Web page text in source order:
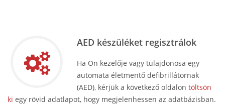
AED készüléket regisztrálok
Ha Ön kezelője vagy tulajdonosa egy
automata életmentő defibrillátornak
(AED), kérjük a következő oldalon töltsön
ki egy rövid adatlapot, hogy megjelenhessen az adatbázisban.